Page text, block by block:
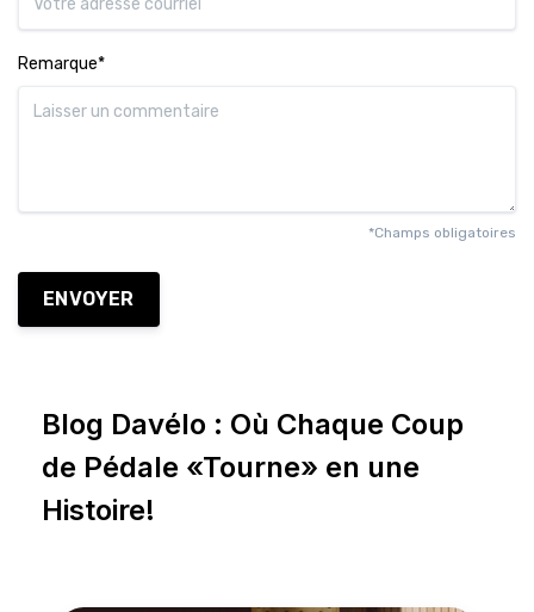
Remarque*
*Champs obligatoires
ENVOYER
Blog Davélo : Où Chaque Coup
de Pédale «Tourne» en une
Histoire!